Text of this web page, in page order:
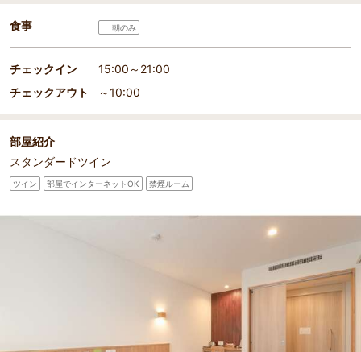
食事 朝のみ
チェックイン
15:00～21:00
チェックアウト
～10:00
部屋紹介
スタンダードツイン
ツイン 部屋でインターネットOK 禁煙ルーム